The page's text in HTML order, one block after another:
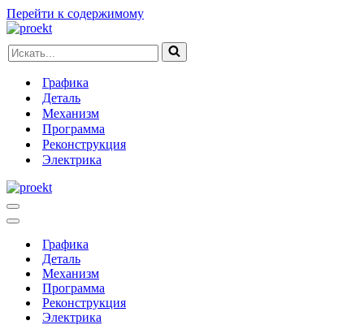
Перейти к содержимому
Искать...
Графика
Деталь
Механизм
Программа
Реконструкция
Электрика
Меню
навигации
Меню
навигацииГрафика
Деталь
Механизм
Программа
Реконструкция
Электрика